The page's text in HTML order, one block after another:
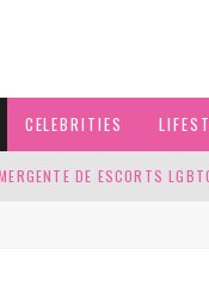
CELEBRITIES
DE ESCORTS